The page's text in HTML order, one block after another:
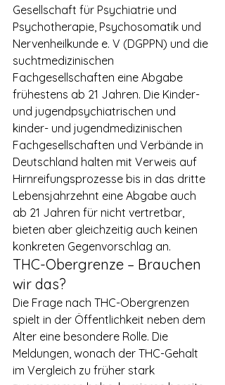
Gesellschaft für Psychiatrie und
Psychotherapie, Psychosomatik und
Nervenheilkunde e. V (DGPPN) und die
suchtmedizinischen
Fachgesellschaften eine Abgabe
frühestens ab 21 Jahren. Die Kinder-
und jugendpsychiatrischen und
kinder- und jugendmedizinischen
Fachgesellschaften und Verbände in
Deutschland halten mit Verweis auf
Hirnreifungsprozesse bis in das dritte
Lebensjahrzehnt eine Abgabe auch
ab 21 Jahren für nicht vertretbar,
bieten aber gleichzeitig auch keinen
konkreten Gegenvorschlag an.
THC-Obergrenze – Brauchen
wir das?
Die Frage nach THC-Obergrenzen
spielt in der Öffentlichkeit neben dem
Alter eine besondere Rolle. Die
Meldungen, wonach der THC-Gehalt
im Vergleich zu früher stark